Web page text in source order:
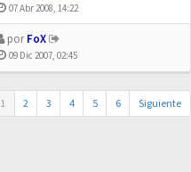
07 Abr 2008, 14:22
porFoX
09 Dic 2007, 02:45
1 2 3 4 5 6 Siguiente